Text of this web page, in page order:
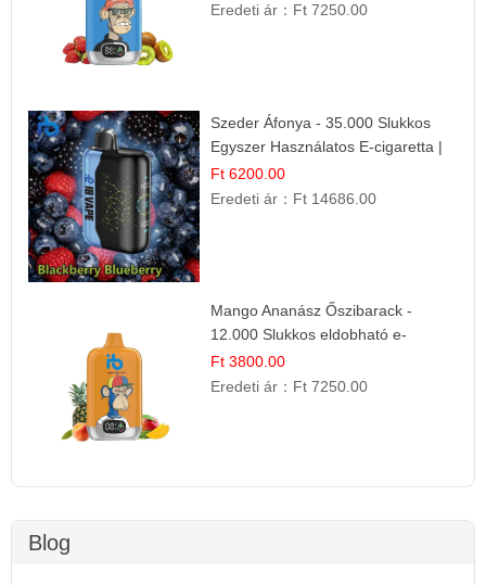
Eredeti ár： Ft 7250.00
Szeder Áfonya - 35.000 Slukkos
Egyszer Használatos E-cigaretta |
Prémium Ízélmény
Ft 6200.00
Eredeti ár： Ft 14686.00
Mango Ananász Őszibarack -
12.000 Slukkos eldobható e-
Cigaretta
Ft 3800.00
Eredeti ár： Ft 7250.00
Blog